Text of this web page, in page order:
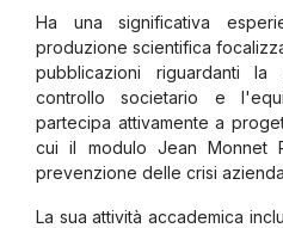
Ha una significativa
produzione scientifica
pubblicazioni riguardanti
controllo societario e
partecipa attivamente a
cui il modulo Jean Monnet
prevenzione delle crisi
La sua attività accademica